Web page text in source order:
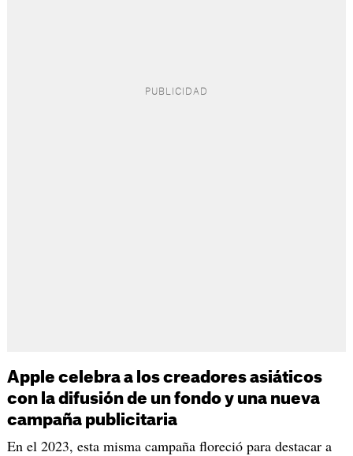
Apple celebra a los creadores asiáticos
con la difusión de un fondo y una nueva
campaña publicitaria
En el 2023, esta misma campaña floreció para destacar a